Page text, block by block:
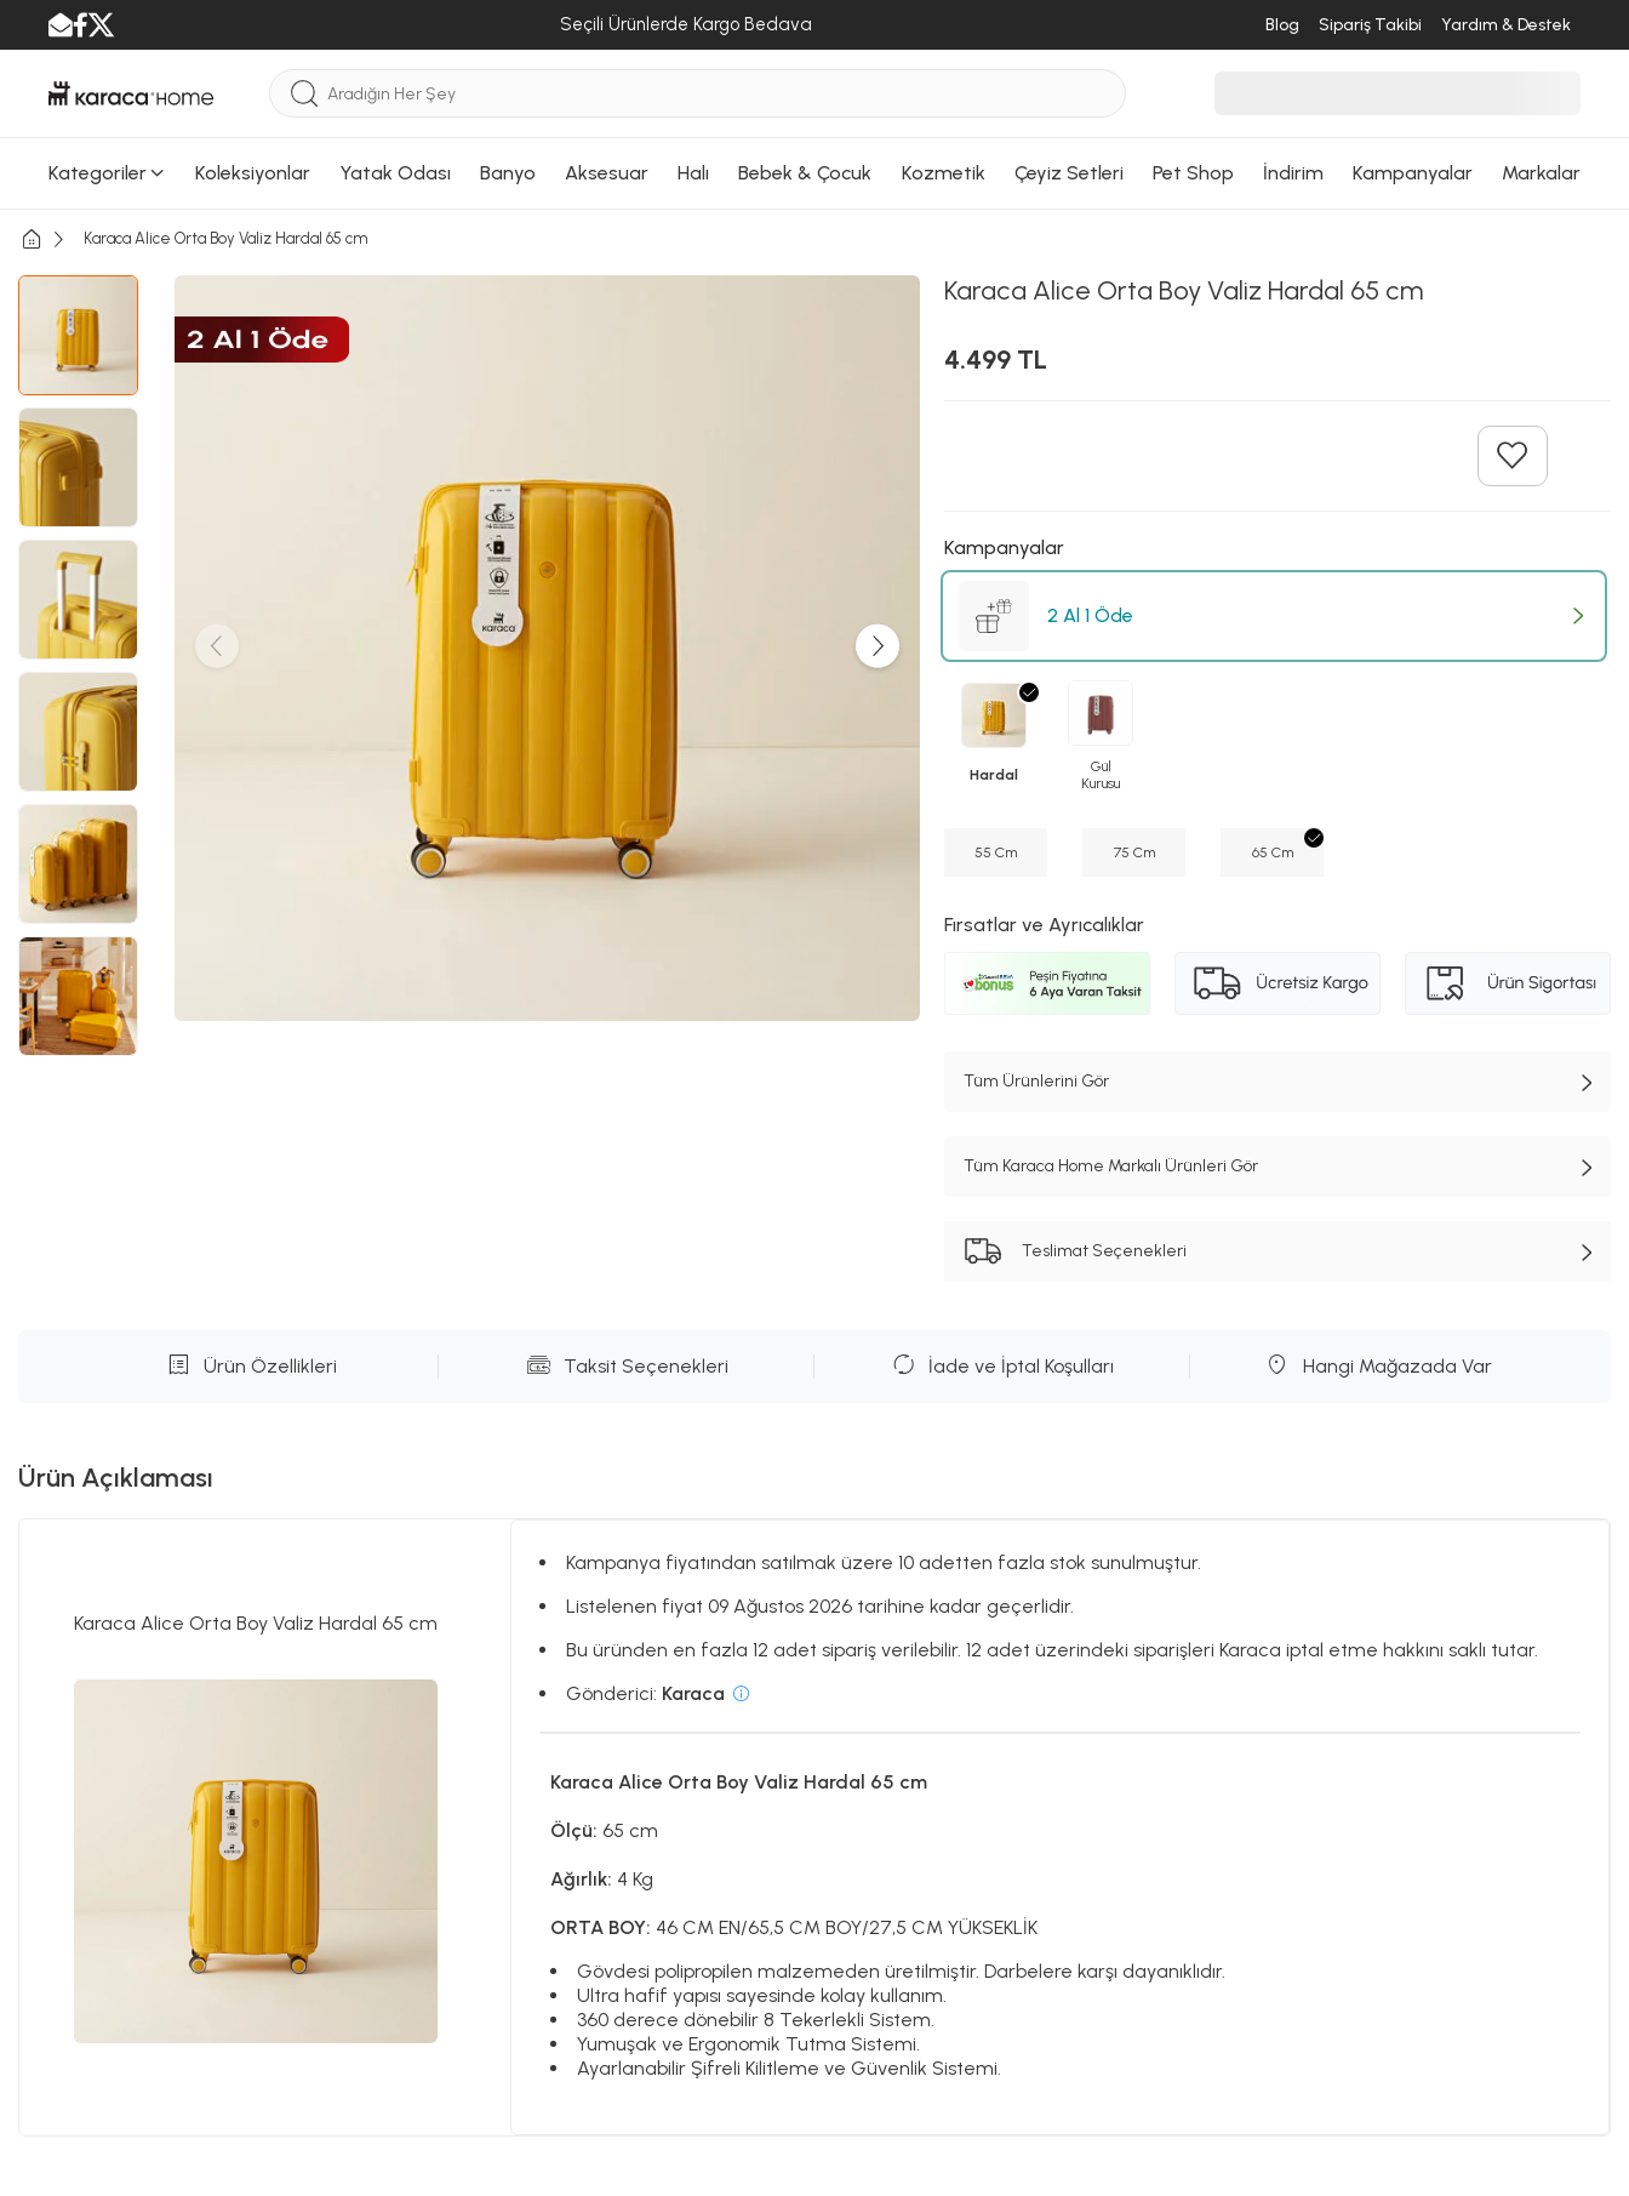
Seçili Ürünlerde Kargo Bedava Blog Sipariş Takibi Yardım & Destek
Kategoriler Koleksiyonlar Yatak Odası Banyo Aksesuar Halı Bebek & Çocuk Kozmetik Çeyiz Setleri Pet Shop İndirim Kampanyalar Markalar
Karaca Alice Orta Boy Valiz Hardal 65 cm
Karaca Alice Orta Boy Valiz Hardal 65 cm
4.499 TL
Kampanyalar
2 Al 1 Öde
Hardal
Gül
Kurusu
55 Cm 75 Cm 65 Cm
Fırsatlar ve Ayrıcalıklar
Tüm Ürünlerini Gör
Tüm Karaca Home Markalı Ürünleri Gör
Teslimat Seçenekleri
Ürün Özellikleri Taksit Seçenekleri İade ve İptal Koşulları Hangi Mağazada Var
Ürün Açıklaması
Karaca Alice Orta Boy Valiz Hardal 65 cm
Kampanya fiyatından satılmak üzere 10 adetten fazla stok sunulmuştur.
Listelenen fiyat 09 Ağustos 2026 tarihine kadar geçerlidir.
Bu üründen en fazla 12 adet sipariş verilebilir. 12 adet üzerindeki siparişleri Karaca iptal etme hakkını saklı tutar.
Gönderici: Karaca
Karaca Alice Orta Boy Valiz Hardal 65 cm
Ölçü: 65 cm
Ağırlık: 4 Kg
ORTA BOY: 46 CM EN/65,5 CM BOY/27,5 CM YÜKSEKLİK
Gövdesi polipropilen malzemeden üretilmiştir. Darbelere karşı dayanıklıdır.
Ultra hafif yapısı sayesinde kolay kullanım.
360 derece dönebilir 8 Tekerlekli Sistem.
Yumuşak ve Ergonomik Tutma Sistemi.
Ayarlanabilir Şifreli Kilitleme ve Güvenlik Sistemi.